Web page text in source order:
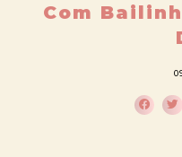
Com